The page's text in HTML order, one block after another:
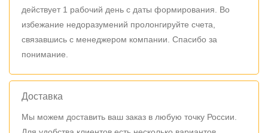
действует 1 рабочий день с даты формирования. Во
избежание недоразумений пролонгируйте счета,
связавшись с менеджером компании. Спасибо за
понимание.
Доставка
Мы можем доставить ваш заказ в любую точку России.